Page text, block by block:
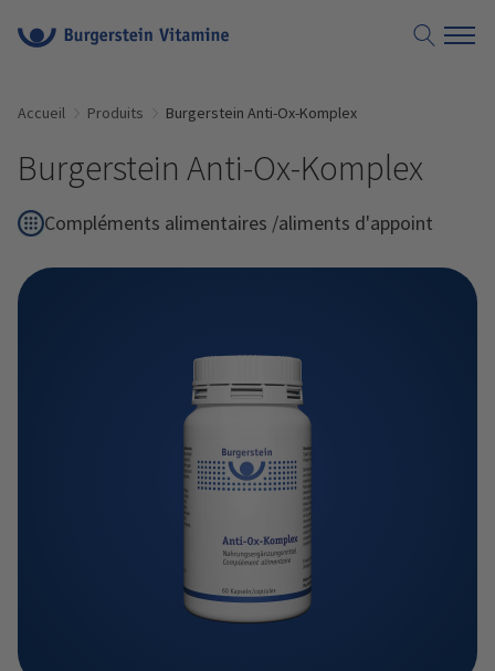
Accueil Produits Burgerstein Anti-Ox-Komplex
Burgerstein Anti-Ox-Komplex
Compléments alimentaires /aliments d'appoint